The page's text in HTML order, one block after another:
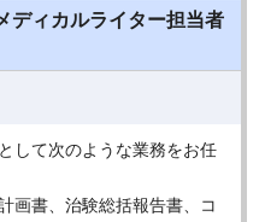
ディカルライター担当者
して次のような業務をお任
画書、治験総括報告書、コ